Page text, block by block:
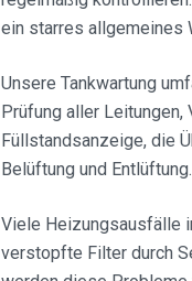
ein starres allgemeines
Unsere Tankwartung
Prüfung aller
Füllstandsanzeige, die
Belüftung und
Viele Heizungsausfälle
verstopfte Filter durch